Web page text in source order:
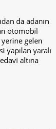
da adanın
otomobil
yerine gelen
yapılan yaralı
altına